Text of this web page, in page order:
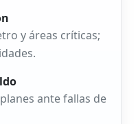
y áreas críticas;
ante fallas de